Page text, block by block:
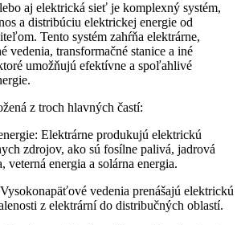
aj elektrická sieť je komplexný systém,
a distribúciu elektrickej energie od
Tento systém zahŕňa elektrárne,
vedenia, transformačné stanice a iné
umožňujú efektívne a spoľahlivé
z troch hlavných častí:
Elektrárne produkujú elektrickú
zdrojov, ako sú fosílne palivá, jadrová
veterná energia a solárna energia.
vedenia prenášajú elektrickú
z elektrární do distribučných oblastí.